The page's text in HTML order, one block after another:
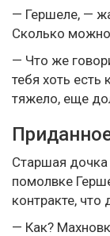
— Гершеле, —
Сколько можно
— Что же
тебя хоть есть
тяжело, еще
Старшая дочка
помолвке
контракте, что
— Как?